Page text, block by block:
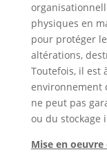
physiques en
pour protéger
altérations,
Toutefois, il est
environnement
ne peut pas
ou du stockage
Mise en